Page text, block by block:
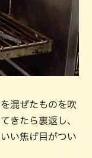
混ぜたものを吹
きたら裏返し、
い焦げ目がつい